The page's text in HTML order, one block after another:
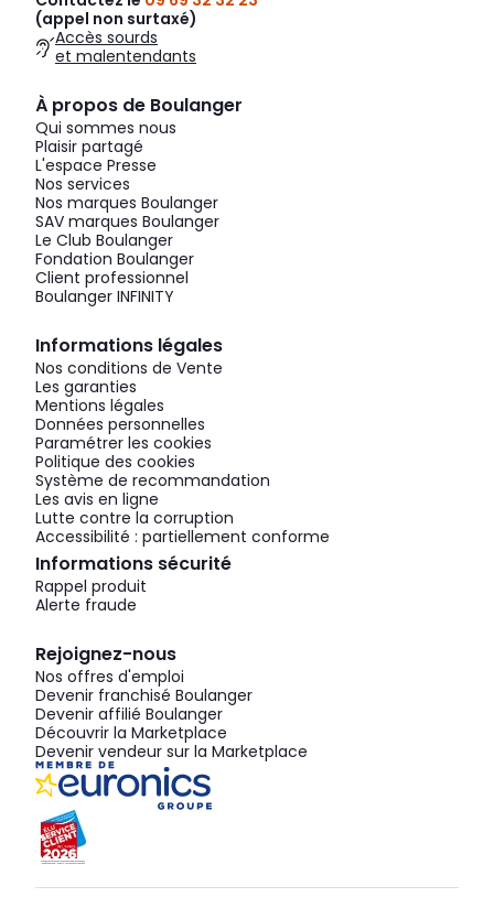
(appel non surtaxé)
Accès sourds
et malentendants
À propos de Boulanger
Qui sommes nous
Plaisir partagé
L'espace Presse
Nos services
Nos marques Boulanger
SAV marques Boulanger
Le Club Boulanger
Fondation Boulanger
Client professionnel
Boulanger INFINITY
Informations légales
Nos conditions de Vente
Les garanties
Mentions légales
Données personnelles
Paramétrer les cookies
Politique des cookies
Système de recommandation
Les avis en ligne
Lutte contre la corruption
Accessibilité : partiellement conforme
Informations sécurité
Rappel produit
Alerte fraude
Rejoignez-nous
Nos offres d'emploi
Devenir franchisé Boulanger
Devenir affilié Boulanger
Découvrir la Marketplace
Devenir vendeur sur la Marketplace